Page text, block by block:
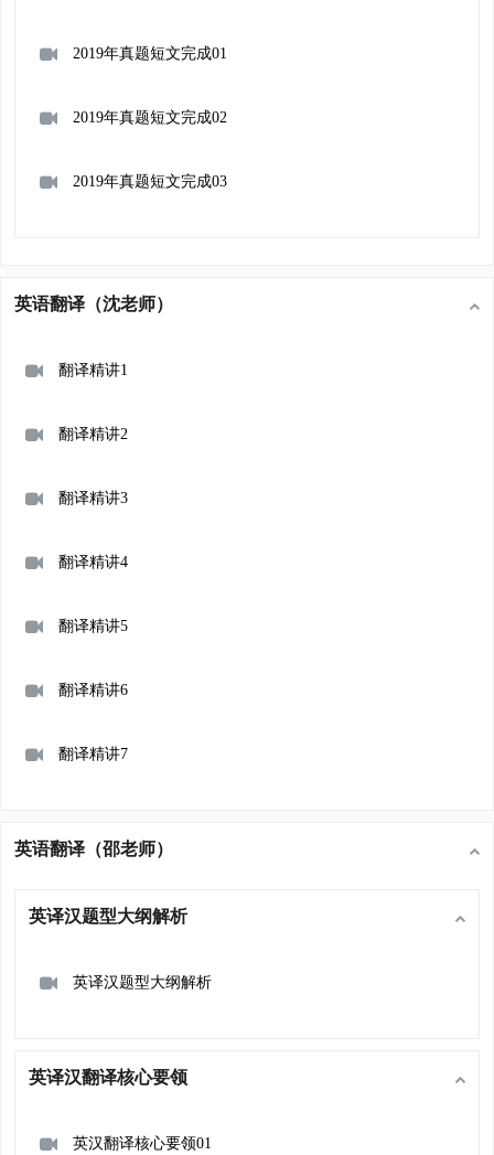
2019年真题短文完成01
2019年真题短文完成02
2019年真题短文完成03
英语翻译（沈老师）
翻译精讲1
翻译精讲2
翻译精讲3
翻译精讲4
翻译精讲5
翻译精讲6
翻译精讲7
英语翻译（邵老师）
英译汉题型大纲解析
英译汉题型大纲解析
英译汉翻译核心要领
英汉翻译核心要领01